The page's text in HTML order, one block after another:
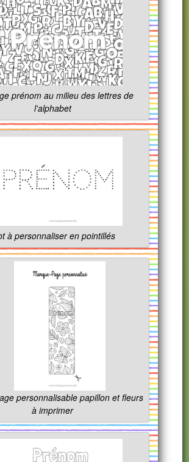
prénom au milieu des lettres de
l'alphabet
à personnaliser en pointillés
personnalisable papillon et fleurs
à imprimer